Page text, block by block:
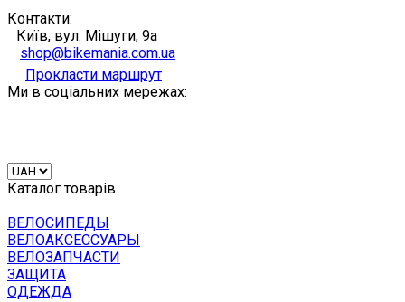
Контакти:
Київ, вул. Мішуги, 9а
shop@bikemania.com.ua
Прокласти маршрут
Ми в соціальних мережах:
Каталог товарів
ВЕЛОСИПЕДЫ
ВЕЛОАКСЕССУАРЫ
ВЕЛОЗАПЧАСТИ
ЗАЩИТА
ОДЕЖДА